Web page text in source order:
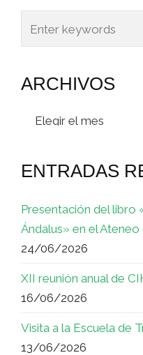
ARCHIVOS
ENTRADAS
Presentación del libro
Ándalus» en el
24/06/2026
XII reunión anual de
16/06/2026
Visita a la Escuela de
13/06/2026